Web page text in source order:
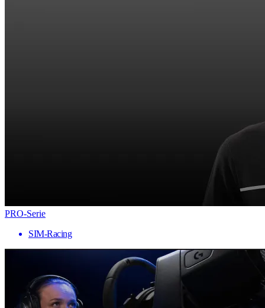
PRO-Serie
SIM-Racing